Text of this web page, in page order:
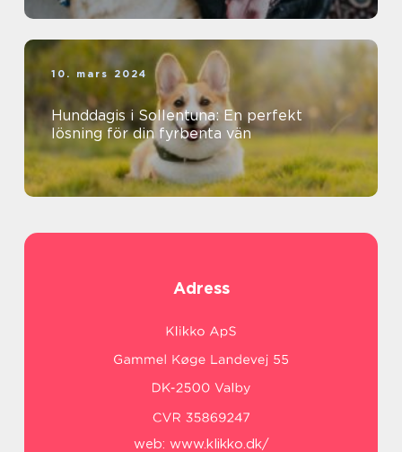
10. mars 2024
Hunddagis i Sollentuna: En perfekt
lösning för din fyrbenta vän
Adress
web: www.klikko.dk/